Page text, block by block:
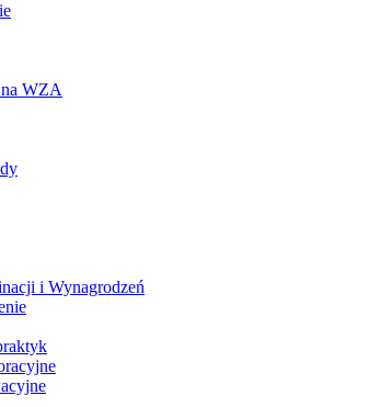
na WZA
i Wynagrodzeń